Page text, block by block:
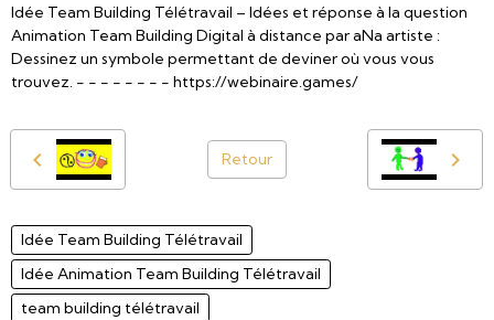
Idée Team Building Télétravail – Idées et réponse à la question
Animation Team Building Digital à distance par aNa artiste :
Dessinez un symbole permettant de deviner où vous vous
trouvez. - - - - - - - - https://webinaire.games/
Retour
Idée Team Building Télétravail
Idée Animation Team Building Télétravail
team building télétravail